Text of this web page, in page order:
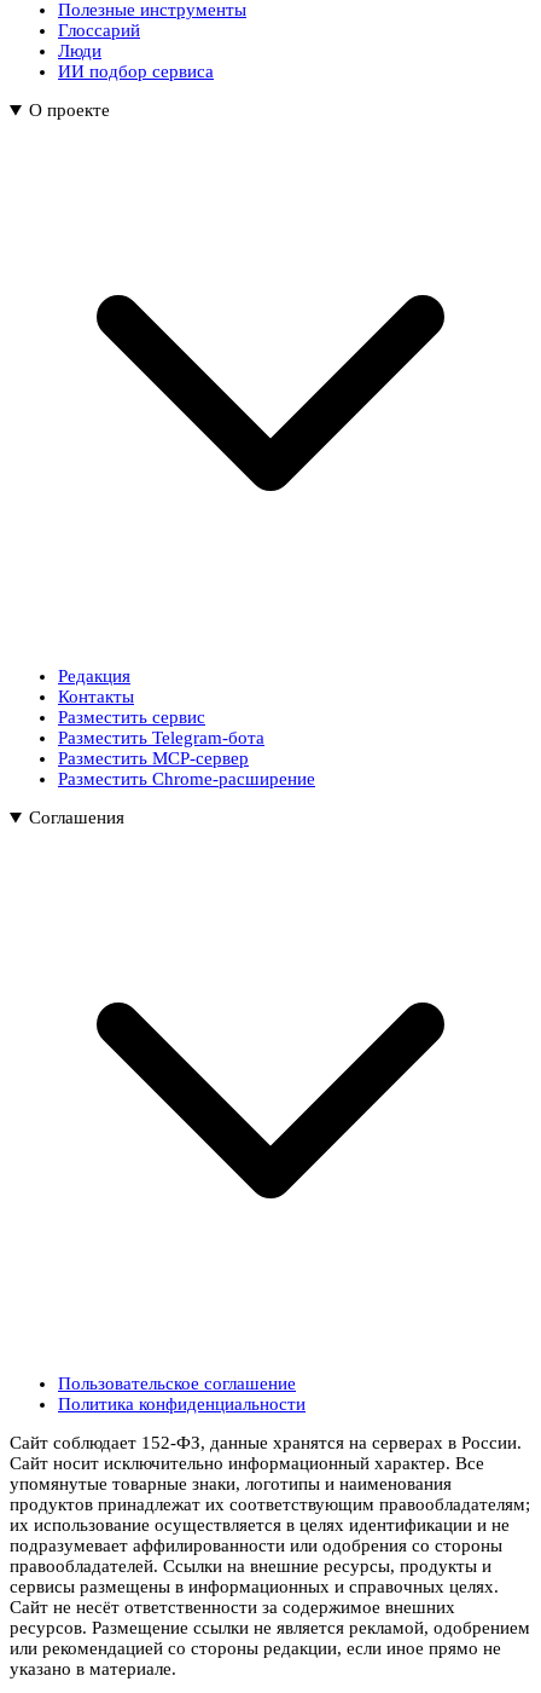
Полезные инструменты
Глоссарий
Люди
ИИ подбор сервиса
О проекте
Редакция
Контакты
Разместить сервис
Разместить Telegram-бота
Разместить MCP-сервер
Разместить Chrome-расширение
Соглашения
Пользовательское соглашение
Политика конфиденциальности
Сайт соблюдает 152-ФЗ, данные хранятся на серверах в России.
Сайт носит исключительно информационный характер. Все
упомянутые товарные знаки, логотипы и наименования
продуктов принадлежат их соответствующим правообладателям;
их использование осуществляется в целях идентификации и не
подразумевает аффилированности или одобрения со стороны
правообладателей. Ссылки на внешние ресурсы, продукты и
сервисы размещены в информационных и справочных целях.
Сайт не несёт ответственности за содержимое внешних
ресурсов. Размещение ссылки не является рекламой, одобрением
или рекомендацией со стороны редакции, если иное прямо не
указано в материале.